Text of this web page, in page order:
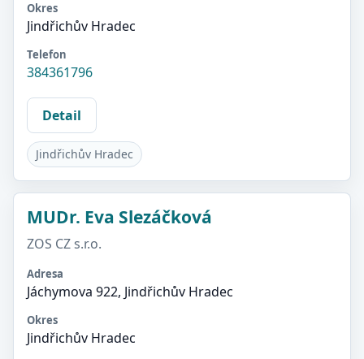
Okres
Jindřichův Hradec
Telefon
384361796
Detail
Jindřichův Hradec
MUDr. Eva Slezáčková
ZOS CZ s.r.o.
Adresa
Jáchymova 922, Jindřichův Hradec
Okres
Jindřichův Hradec